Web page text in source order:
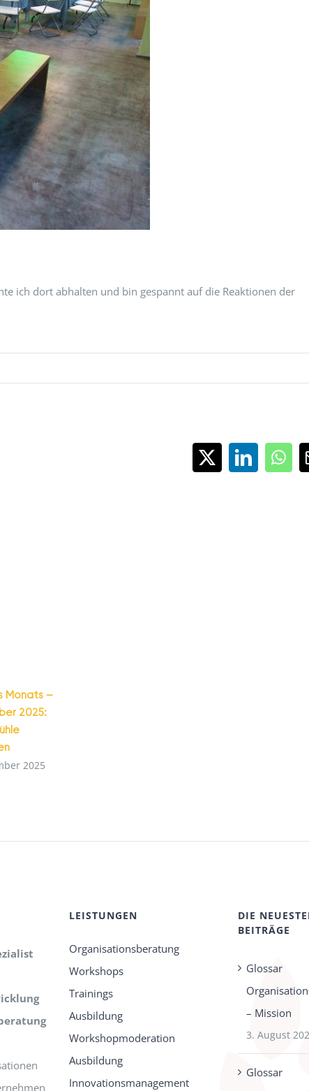
ich dort abhalten und bin gespannt auf die Reaktionen der
X LinkedIn
Monats –
2025:
2025
LEISTUNGEN
Organisationsberatung
Workshops
Trainings
Ausbildung
Workshopmoderation
Ausbildung
Innovationsmanagement
DIE
BEITRÄGE
Glossar
– Mission
3. August
Glossar